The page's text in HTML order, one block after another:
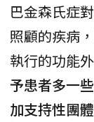
巴金森氏症
照顧的疾病
執行的功能
予患者多一
加支持性團體